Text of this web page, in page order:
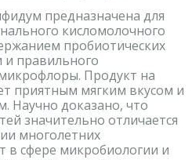
предназначена для
кисломолочного
пробиотических
и правильного
Продукт на
приятным мягким вкусом и
Научно доказано, что
значительно отличается
многолетних
в сфере микробиологии и